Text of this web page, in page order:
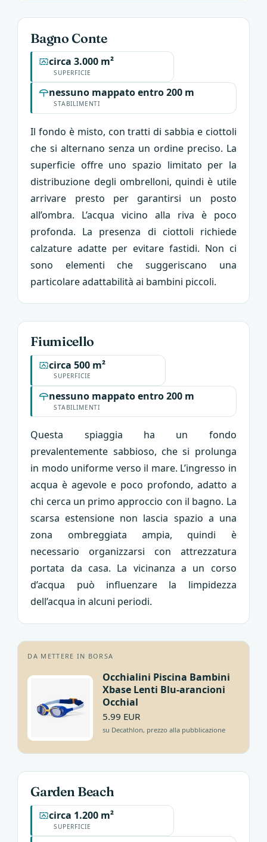
Bagno Conte
SUPERFICIE
circa 3.000 m²
STABILIMENTI
nessuno mappato entro 200 m
Il fondo è misto, con tratti di sabbia e ciottoli
che si alternano senza un ordine preciso. La
superficie offre uno spazio limitato per la
distribuzione degli ombrelloni, quindi è utile
arrivare presto per garantirsi un posto
all’ombra. L’acqua vicino alla riva è poco
profonda. La presenza di ciottoli richiede
calzature adatte per evitare fastidi. Non ci
sono elementi che suggeriscano una
particolare adattabilità ai bambini piccoli.
Fiumicello
SUPERFICIE
circa 500 m²
STABILIMENTI
nessuno mappato entro 200 m
Questa spiaggia ha un fondo
prevalentemente sabbioso, che si prolunga
in modo uniforme verso il mare. L’ingresso in
acqua è agevole e poco profondo, adatto a
chi cerca un primo approccio con il bagno. La
scarsa estensione non lascia spazio a una
zona ombreggiata ampia, quindi è
necessario organizzarsi con attrezzatura
portata da casa. La vicinanza a un corso
d’acqua può influenzare la limpidezza
dell’acqua in alcuni periodi.
DA METTERE IN BORSA
Occhialini Piscina Bambini
Xbase Lenti Blu-arancioni
Occhial
5.99 EUR
su Decathlon, prezzo alla pubblicazione
Garden Beach
SUPERFICIE
circa 1.200 m²